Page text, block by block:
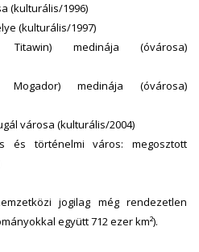
(kulturális/1996)
(kulturális/1997)
Titawin) medinája (óvárosa)
Mogador) medinája (óvárosa)
városa (kulturális/2004)
és történelmi város: megosztott
jogilag még rendezetlen
együtt 712 ezer km²).